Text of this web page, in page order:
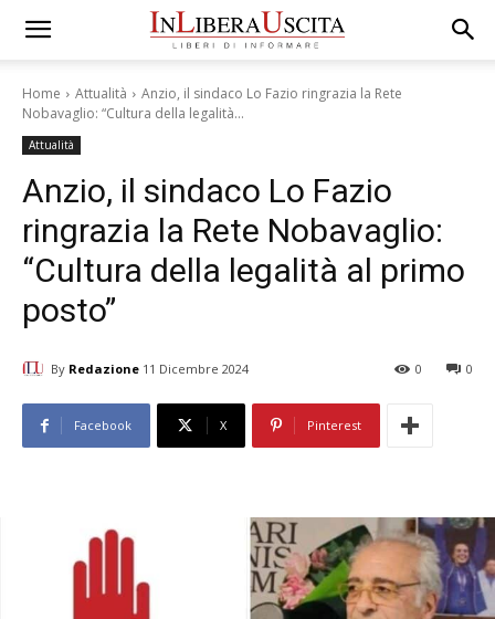
Home Attualità
Anzio, il sindaco Lo Fazio ringrazia la Rete
Nobavaglio: “Cultura della legalità...
Attualità
Anzio, il sindaco Lo Fazio
ringrazia la Rete Nobavaglio:
“Cultura della legalità al primo
posto”
By Redazione 11 Dicembre 2024 0
0
Facebook X Pinterest